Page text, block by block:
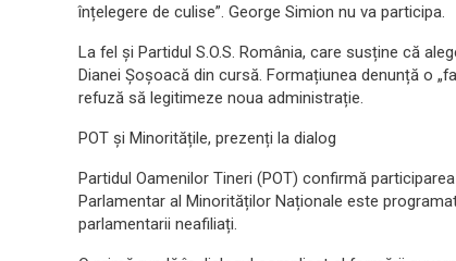
înțelegere de culise”. George Simion nu va participa.
La fel și Partidul S.O.S. România, care susține că
Dianei Șoșoacă din cursă. Formațiunea denunță o
refuză să legitimeze noua administrație.
POT și Minoritățile, prezenți la dialog
Partidul Oamenilor Tineri (POT) confirmă
Parlamentar al Minorităților Naționale este
parlamentarii neafiliați.